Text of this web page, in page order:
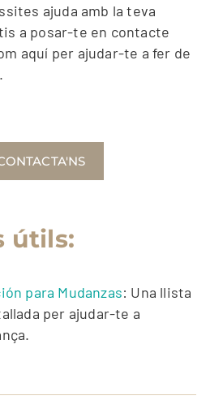
ajuda amb la teva
a posar-te en contacte
aquí per ajudar-te a fer de
útils:
para Mudanzas: Una llista
per ajudar-te a